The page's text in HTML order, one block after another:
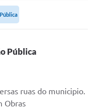
Pública
ruas do municipio.
Obras